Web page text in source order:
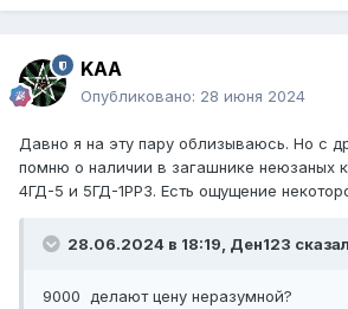
KAA
Опубликовано: 28 июня 2024
Давно я на эту пару облизываюсь. Но с
помню о наличии в загашнике неюзаных
4ГД-5 и 5ГД-1РРЗ. Есть ощущение
28.06.2024 в 18:19, Ден123
9000 делают цену неразумной?